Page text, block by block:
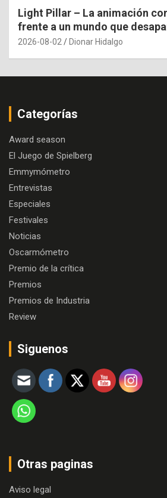
Light Pillar – La animación
frente a un mundo que
2026-08-02 Dionar Hidalgo
Categorías
Award season
El Juego de Spielberg
Emmymómetro
Entrevistas
Especiales
Festivales
Noticias
Oscarmómetro
Premio de la crítica
Premios
Premios de Industria
Review
Siguenos
Otras paginas
Aviso legal